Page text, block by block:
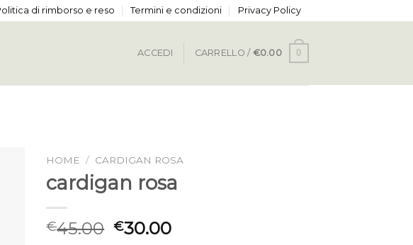
di rimborso e reso Termini e condizioni Privacy Policy
ACCEDI CARRELLO / €0.00 0
HOME / CARDIGAN ROSA
cardigan rosa
€45.00 €30.00